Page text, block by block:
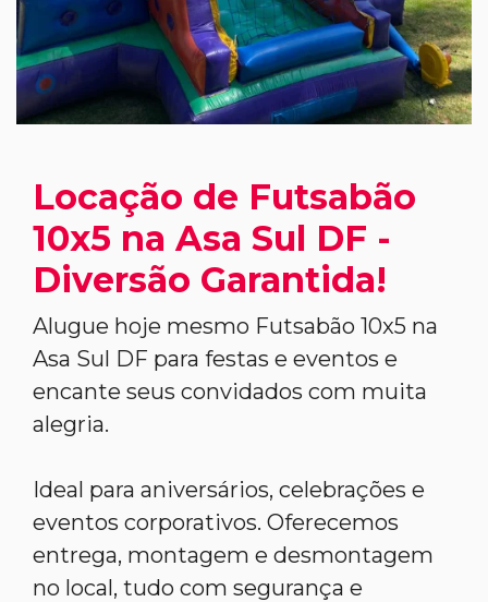
Locação de Futsabão
10x5 na Asa Sul DF -
Diversão Garantida!
Alugue hoje mesmo Futsabão 10x5 na
Asa Sul DF para festas e eventos e
encante seus convidados com muita
alegria.
Ideal para aniversários, celebrações e
eventos corporativos. Oferecemos
entrega, montagem e desmontagem
no local, tudo com segurança e